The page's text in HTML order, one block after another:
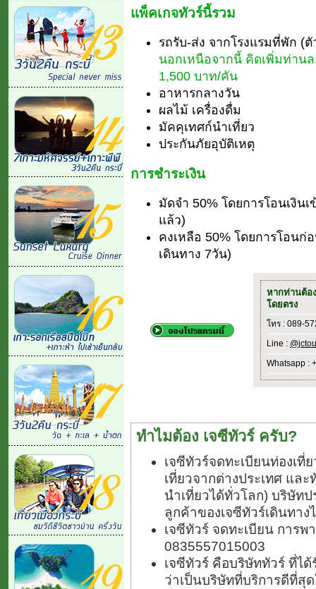
แพ็คเกจทัวร์นี้รวม
รถรับ-ส่ง จากโรงแรมที่พัก (
นอกเหนือจากนี้ คิดเพิ่มท่าน
1,500 บาท/คัน
อาหารกลางวัน
ผลไม้ เครื่องดื่ม
มัคคุเทศก์นำเที่ยว
ประกันภัยอุบัติเหตุ
การชำระเงิน
มัดจำ 50% โดยการโอนเงิน
แล้ว)
คงเหลือ 50% โดยการโอน
เดินทาง 7วัน)
หากท่านต้อ
โดยตรง
โทร : 089-
Line :
Whatsapp :
ทำไมต้อง เจซีทัวร์ ครับ?
เจซีทัวร์จดทะเบียนท่องเที่
เที่ยวจากต่างประเทศ แล
นำเที่ยวได้ทั่วโลก) บริษัท
ลูกค้าของเจซีทัวร์เดินทาง
เจซีทัวร์ จดทะเบียน การ
0835557015003
เจซีทัวร์ คือบริษัททัวร์ ที่ไ
ว่าเป็นบริษัทที่บริการดีที่สุ